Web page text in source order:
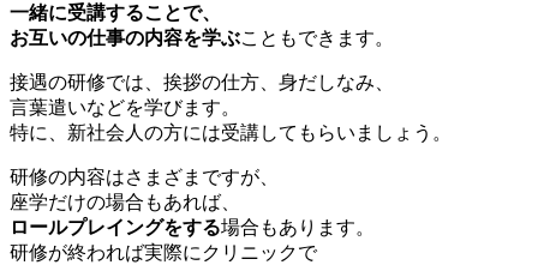
一緒に受講することで、
お互いの仕事の内容を学ぶこともできます。
接遇の研修では、挨拶の仕方、身だしなみ、
言葉遣いなどを学びます。
特に、新社会人の方には受講してもらいましょう。
研修の内容はさまざまですが、
座学だけの場合もあれば、
ロールプレイングをする場合もあります。
研修が終われば実際にクリニックで